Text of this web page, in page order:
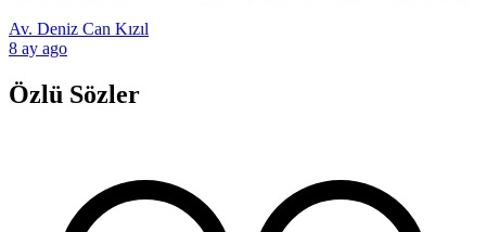
Av. Deniz Can Kızıl
8 ay ago
Özlü Sözler